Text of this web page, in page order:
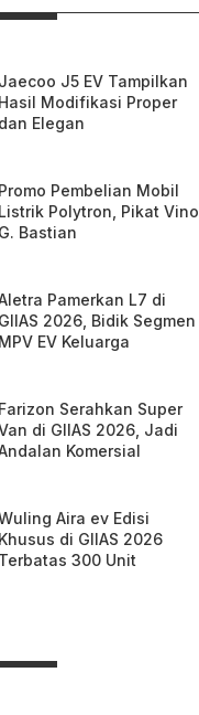
Jaecoo J5 EV Tampilkan
Hasil Modifikasi Proper
dan Elegan
Promo Pembelian Mobil
Listrik Polytron, Pikat Vino
G. Bastian
Pamerkan L7 di
GIIAS 2026, Bidik Segmen
MPV EV Keluarga
Farizon Serahkan Super
di GIIAS 2026, Jadi
Komersial
Aira ev Edisi
Khusus di GIIAS 2026
Terbatas 300 Unit